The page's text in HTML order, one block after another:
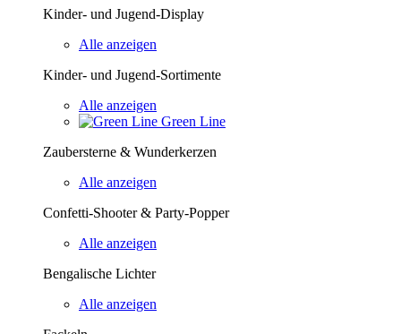
Kinder- und Jugend-Display
Alle anzeigen
Kinder- und Jugend-Sortimente
Alle anzeigen
Green Line
Zaubersterne & Wunderkerzen
Alle anzeigen
Confetti-Shooter & Party-Popper
Alle anzeigen
Bengalische Lichter
Alle anzeigen